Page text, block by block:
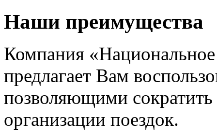
Наши преимущества
Компания
предлагает Вам
позволяющими
организации поездок.